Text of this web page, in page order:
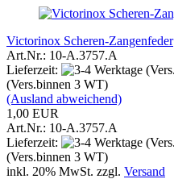
Victorinox Scheren-Zangenfeder
Art.Nr.: 10-A.3757.A
Lieferzeit:
(Vers.binnen 3 WT)
(Ausland abweichend)
1,00 EUR
Art.Nr.: 10-A.3757.A
Lieferzeit:
(Vers.binnen 3 WT)
inkl. 20% MwSt. zzgl. Versand